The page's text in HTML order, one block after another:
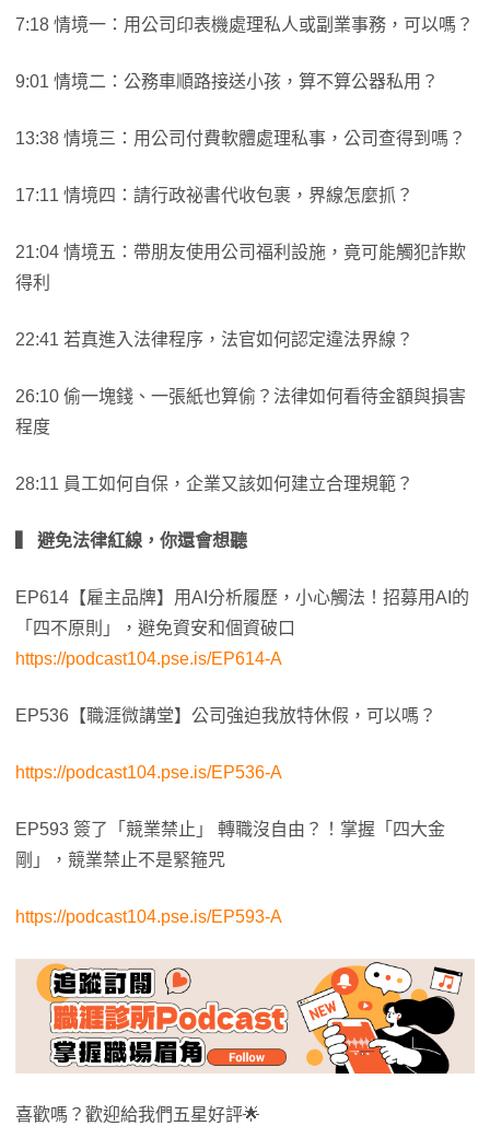
7:18 情境一：用公司印表機處理私人或副業事務，可以嗎？
9:01 情境二：公務車順路接送小孩，算不算公器私用？
13:38 情境三：用公司付費軟體處理私事，公司查得到嗎？
17:11 情境四：請行政祕書代收包裹，界線怎麼抓？
21:04 情境五：帶朋友使用公司福利設施，竟可能觸犯詐欺
得利
22:41 若真進入法律程序，法官如何認定違法界線？
26:10 偷一塊錢、一張紙也算偷？法律如何看待金額與損害
程度
28:11 員工如何自保，企業又該如何建立合理規範？
避免法律紅線，你還會想聽
EP614【雇主品牌】用AI分析履歷，小心觸法！招募用AI的
「四不原則」，避免資安和個資破口
https://podcast104.pse.is/EP614-A
EP536【職涯微講堂】公司強迫我放特休假，可以嗎？
https://podcast104.pse.is/EP536-A
EP593 簽了「競業禁止」 轉職沒自由？！掌握「四大金
剛」，競業禁止不是緊箍咒
https://podcast104.pse.is/EP593-A
喜歡嗎？歡迎給我們五星好評🌟